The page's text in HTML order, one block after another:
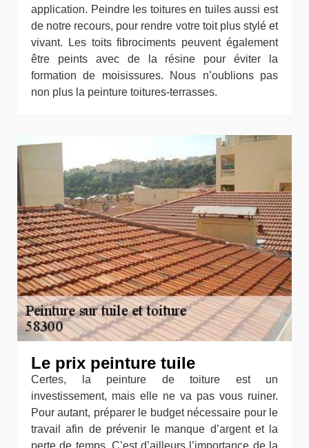
application. Peindre les toitures en tuiles aussi est
de notre recours, pour rendre votre toit plus stylé et
vivant. Les toits fibrociments peuvent également
être peints avec de la résine pour éviter la
formation de moisissures. Nous n’oublions pas
non plus la peinture toitures-terrasses.
Le prix peinture tuile
Certes, la peinture de toiture est un
investissement, mais elle ne va pas vous ruiner.
Pour autant, préparer le budget nécessaire pour le
travail afin de prévenir le manque d’argent et la